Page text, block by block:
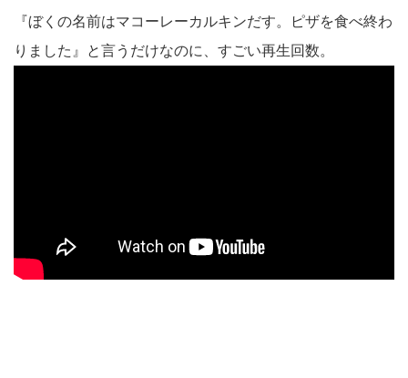
『ぼくの名前はマコーレーカルキンだす。ピザを食べ終わ
りました』と言うだけなのに、すごい再生回数。